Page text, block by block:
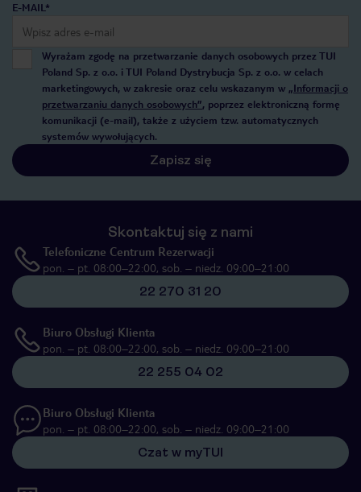
E-MAIL*
Wyrażam zgodę na przetwarzanie danych osobowych przez TUI
Poland Sp. z o.o. i TUI Poland Dystrybucja Sp. z o.o. w celach
marketingowych, w zakresie oraz celu wskazanym w „Informacji o
przetwarzaniu danych osobowych”, poprzez elektroniczną formę
komunikacji (e-mail), także z użyciem tzw. automatycznych
systemów wywołujących.
Zapisz się
Skontaktuj się z nami
Telefoniczne Centrum Rezerwacji
pon. – pt. 08:00–22:00, sob. – niedz. 09:00–21:00
22 270 31 20
Biuro Obsługi Klienta
pon. – pt. 08:00–22:00, sob. – niedz. 09:00–21:00
22 255 04 02
Biuro Obsługi Klienta
pon. – pt. 08:00–22:00, sob. – niedz. 09:00–21:00
Czat w myTUI